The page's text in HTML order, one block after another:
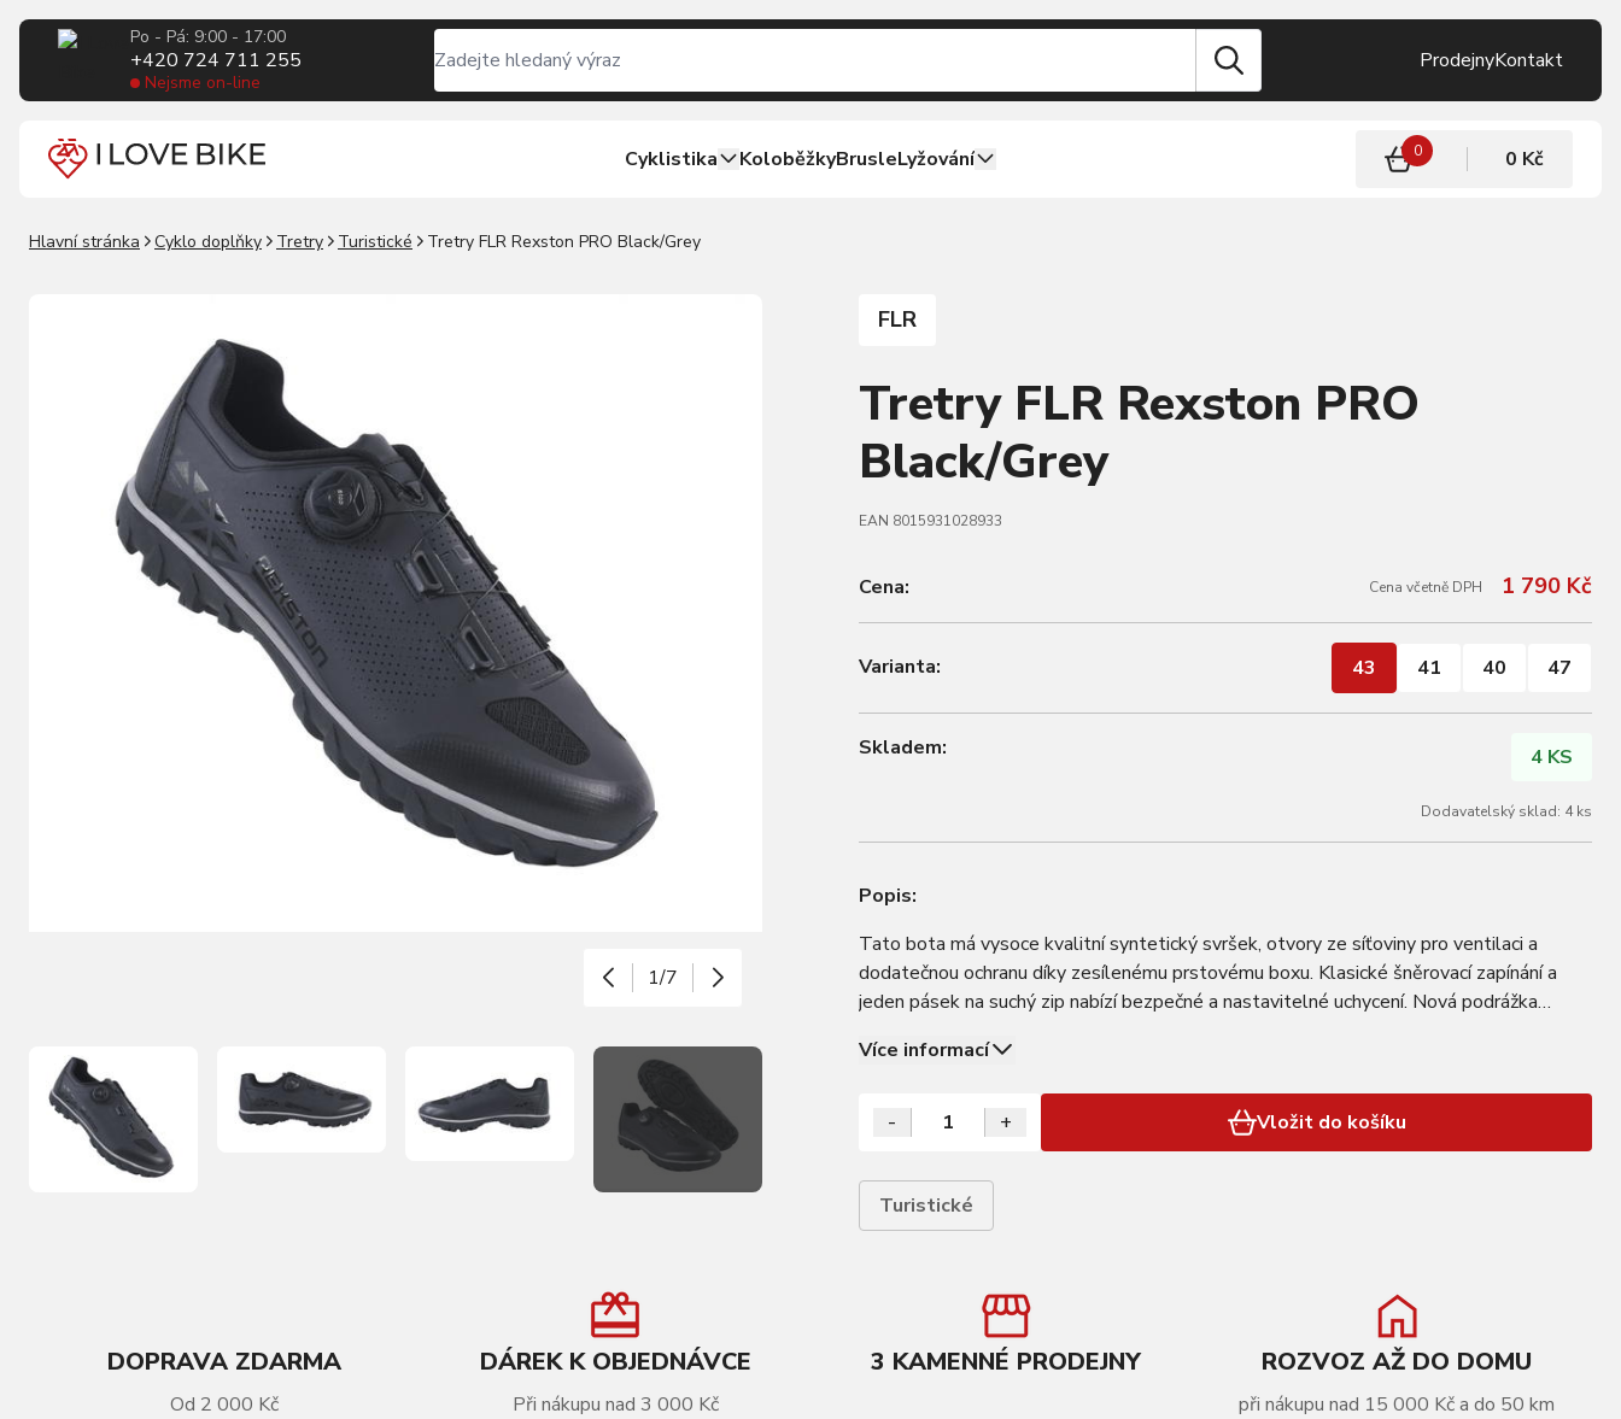
Po - Pá: 9:00 - 17:00
+420 724 711 255
Nejsme on-line
ProdejnyKontakt
Cyklistika KoloběžkyBrusleLyžování 0 0 Kč
Hlavní stránka Cyklo doplňky Tretry Turistické Tretry FLR Rexston PRO Black/Grey
1/7
FLR
Tretry FLR Rexston PRO
Black/Grey
EAN 8015931028933
Cena: Cena včetně DPH 1 790 Kč
Varianta: 43 41 40 47
Skladem: 4 KS
Dodavatelský sklad: 4 ks
Popis:
Tato bota má vysoce kvalitní syntetický svršek, otvory ze síťoviny pro ventilaci a
dodatečnou ochranu díky zesílenému prstovému boxu. Klasické šněrovací zapínání a
jeden pásek na suchý zip nabízí bezpečné a nastavitelné uchycení. Nová podrážka
Více informací
- + Vložit do košíku
Turistické
DOPRAVA ZDARMA
Od 2 000 Kč
DÁREK K OBJEDNÁVCE
Při nákupu nad 3 000 Kč
3 KAMENNÉ PRODEJNY ROZVOZ AŽ DO DOMU
při nákupu nad 15 000 Kč a do 50 km